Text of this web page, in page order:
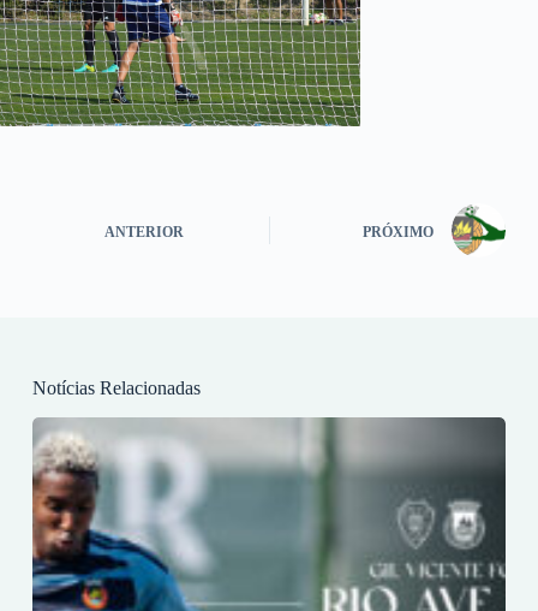
ANTERIOR PRÓXIMO
Notícias Relacionadas